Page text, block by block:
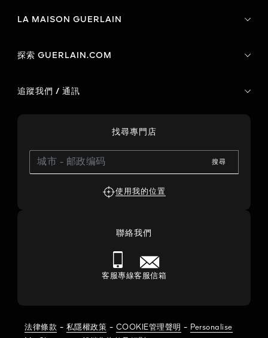
LA MAISON GUERLAIN
探索 GUERLAIN.COM
追蹤我們 / 通訊
找尋專門店
搜尋
使用我的位置
聯絡我們
客服專線客服信箱
法律條款 - 私隱權政策 - COOKIE管理聲明 - Personalise